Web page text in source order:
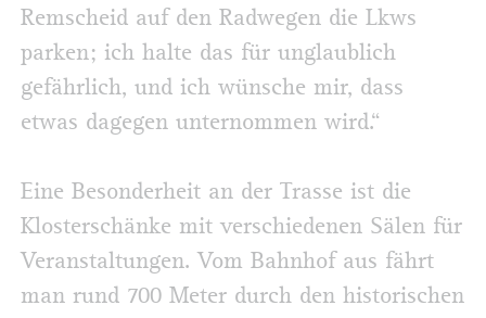
Remscheid auf den Radwegen die Lkws
parken; ich halte das für unglaublich
gefährlich, und ich wünsche mir, dass
etwas dagegen unternommen wird.“
Eine Besonderheit an der Trasse ist die
Klosterschänke mit verschiedenen Sälen für
Veranstaltungen. Vom Bahnhof aus fährt
man rund 700 Meter durch den historischen